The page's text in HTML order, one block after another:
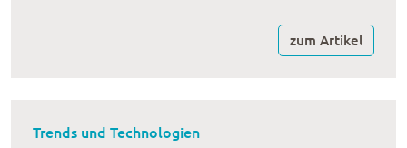
zum Artikel
Trends und Technologien